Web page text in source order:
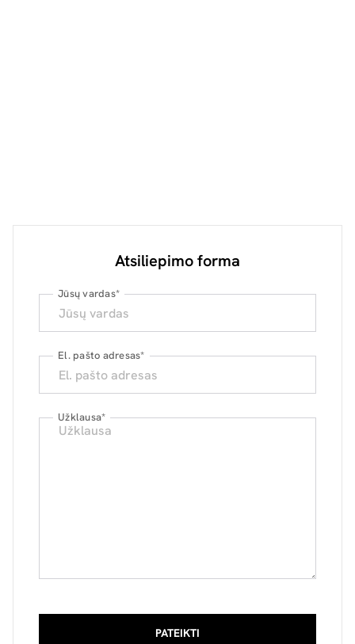
Atsiliepimo forma
Jūsų vardas*
El. pašto adresas*
Užklausa*
PATEIKTI